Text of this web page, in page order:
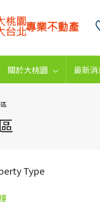
關於大桃園 最新消
Type